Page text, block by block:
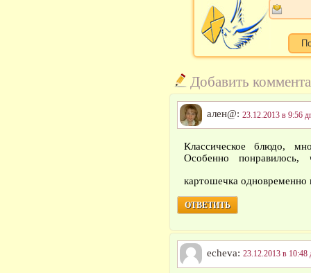
Добавить
ален@: 23.12.2013 в 9:56
Классическое блюдо,
Особенно
картошечка одновременно
ОТВЕТИТЬ
echeva: 23.12.2013 в 10:48